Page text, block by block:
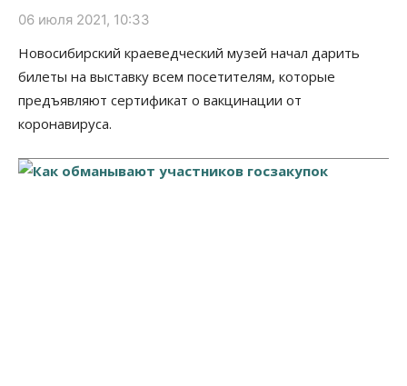
06 июля 2021, 10:33
Новосибирский краеведческий музей начал дарить
билеты на выставку всем посетителям, которые
предъявляют сертификат о вакцинации от
коронавируса.